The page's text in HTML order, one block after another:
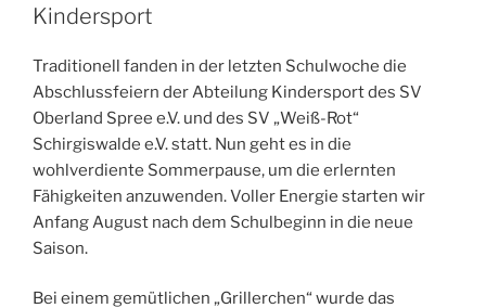
Kindersport
Traditionell fanden in der letzten Schulwoche die
Abschlussfeiern der Abteilung Kindersport des SV
Oberland Spree e.V. und des SV „Weiß-Rot“
Schirgiswalde e.V. statt. Nun geht es in die
wohlverdiente Sommerpause, um die erlernten
Fähigkeiten anzuwenden. Voller Energie starten wir
Anfang August nach dem Schulbeginn in die neue
Saison.
Bei einem gemütlichen „Grillerchen“ wurde das